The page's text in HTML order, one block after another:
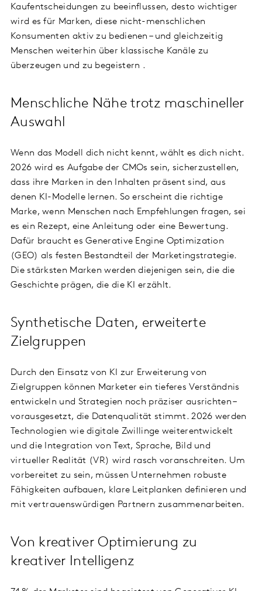
Kaufentscheidungen zu beeinflussen, desto wichtiger
wird es für Marken, diese nicht-menschlichen
Konsumenten aktiv zu bedienen – und gleichzeitig
Menschen weiterhin über klassische Kanäle zu
überzeugen und zu begeistern .
Menschliche Nähe trotz maschineller
Auswahl
Wenn das Modell dich nicht kennt, wählt es dich nicht.
2026 wird es Aufgabe der CMOs sein, sicherzustellen,
dass ihre Marken in den Inhalten präsent sind, aus
denen KI-Modelle lernen. So erscheint die richtige
Marke, wenn Menschen nach Empfehlungen fragen, sei
es ein Rezept, eine Anleitung oder eine Bewertung.
Dafür braucht es Generative Engine Optimization
(GEO) als festen Bestandteil der Marketingstrategie.
Die stärksten Marken werden diejenigen sein, die die
Geschichte prägen, die die KI erzählt.
Synthetische Daten, erweiterte
Zielgruppen
Durch den Einsatz von KI zur Erweiterung von
Zielgruppen können Marketer ein tieferes Verständnis
entwickeln und Strategien noch präziser ausrichten –
vorausgesetzt, die Datenqualität stimmt. 2026 werden
Technologien wie digitale Zwillinge weiterentwickelt
und die Integration von Text, Sprache, Bild und
virtueller Realität (VR) wird rasch voranschreiten. Um
vorbereitet zu sein, müssen Unternehmen robuste
Fähigkeiten aufbauen, klare Leitplanken definieren und
mit vertrauenswürdigen Partnern zusammenarbeiten.
Von kreativer Optimierung zu
kreativer Intelligenz